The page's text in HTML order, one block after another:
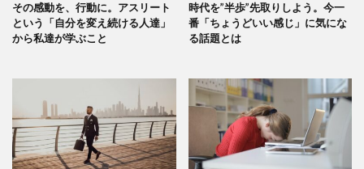
その感動を、行動に。アスリート
という「自分を変え続ける人達」
から私達が学ぶこと
時代を”半歩”先取りしよう。今一
番「ちょうどいい感じ」に気にな
る話題とは